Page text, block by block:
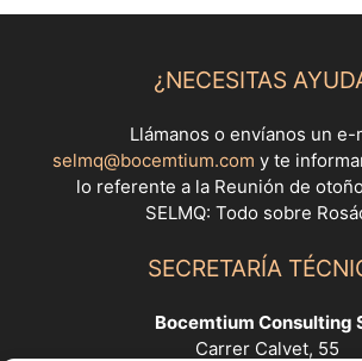
¿NECESITAS
Llámanos o envíanos un e-
selmq@bocemtium.com y te
lo referente a la Reunión de
SELMQ: Todo sobre
SECRETARÍA
Bocemtium Consulting
Carrer Calvet, 55